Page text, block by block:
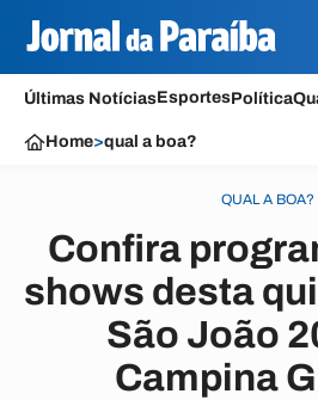
Últimas NotíciasEsportesPolítica
Home>qual a boa?
QUAL A BOA?
Confira
shows desta
São João
Campina